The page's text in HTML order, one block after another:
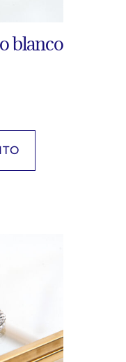
blanco